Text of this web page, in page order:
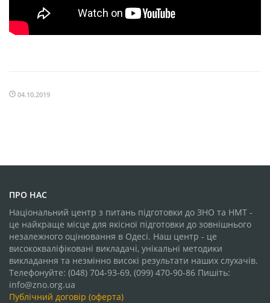
04.10.2019
ПРО НАС
Національний центр з питань підготовки до ЗНО та НМТ -
це найкраще місце для якісної підготовки до зовнішнього
незалежного оцінювання в Одесі. Наш центр - це
висококваліфіковані викладачі, унікальні методики
викладання та незмінно високі результати наших слухачів.
Телефонуйте: (048) 704-93-69, (099) 470-90-86 Пишіть:
info@zno.org.ua
Публічний договір (оферта)